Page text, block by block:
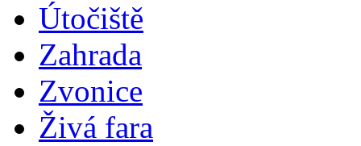
Útočiště
Zahrada
Zvonice
Živá fara